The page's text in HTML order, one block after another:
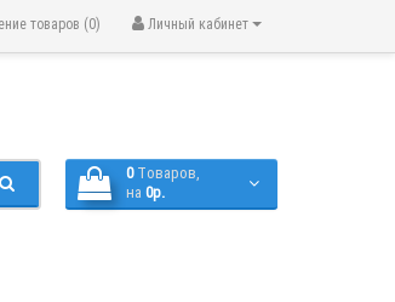
Личный кабинет
товаров (0)
0 Tоваров,
на 0р.